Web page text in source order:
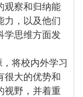
观察和归纳能
力，以及他们
学思维方面发
将校内外学习
很大的优势和
视野，并着重